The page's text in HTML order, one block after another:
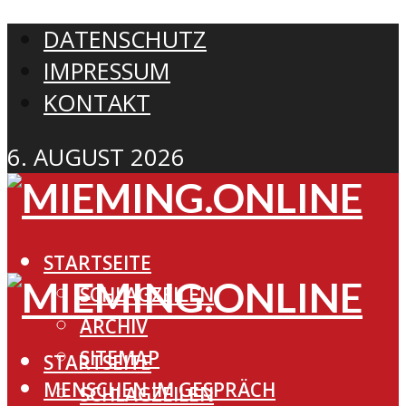
DATENSCHUTZ
IMPRESSUM
KONTAKT
6. AUGUST 2026
STARTSEITE
SCHLAGZEILEN
ARCHIV
SITEMAP
MENSCHEN IM GESPRÄCH
STARTSEITE
SCHLAGZEILEN